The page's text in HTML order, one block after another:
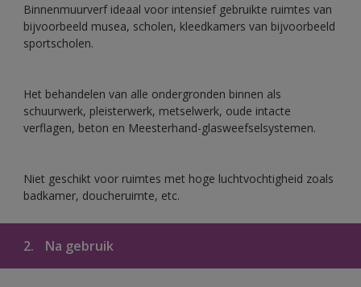
Binnenmuurverf ideaal voor intensief gebruikte ruimtes van
bijvoorbeeld musea, scholen, kleedkamers van bijvoorbeeld
sportscholen.
Het behandelen van alle ondergronden binnen als
schuurwerk, pleisterwerk, metselwerk, oude intacte
verflagen, beton en Meesterhand-glasweefselsystemen.
Niet geschikt voor ruimtes met hoge luchtvochtigheid zoals
badkamer, doucheruimte, etc.
2. Na gebruik